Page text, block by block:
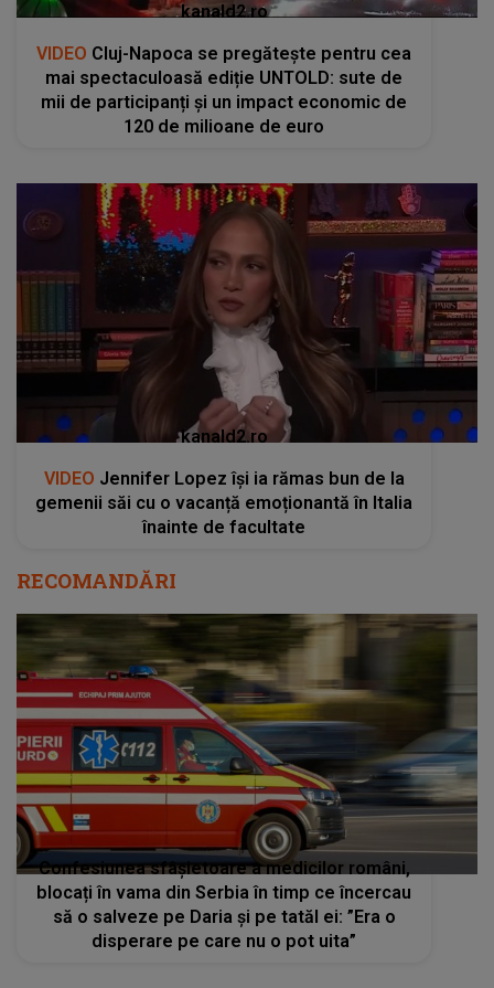
kanald2.ro
VIDEO Cluj-Napoca se pregătește pentru cea
mai spectaculoasă ediție UNTOLD: sute de
mii de participanți și un impact economic de
120 de milioane de euro
kanald2.ro
VIDEO Jennifer Lopez își ia rămas bun de la
gemenii săi cu o vacanță emoționantă în Italia
înainte de facultate
RECOMANDĂRI
Confesiunea sfâșietoare a medicilor români,
blocați în vama din Serbia în timp ce încercau
să o salveze pe Daria și pe tatăl ei: ”Era o
disperare pe care nu o pot uita”